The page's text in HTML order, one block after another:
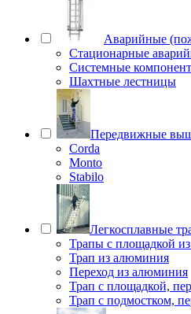
Аварийные
Стационарные
Системные
Шахтные лестницы
Передвижные
Corda
Monto
Stabilo
Легкосплавные
Трапы с площадкой
Трап из алюминия
Переход из алюминия
Трап с площадкой,
Трап с подмостком,